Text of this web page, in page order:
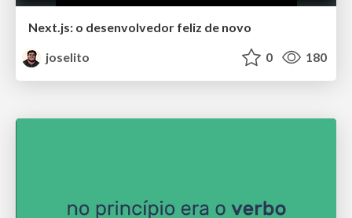
Next.js: o desenvolvedor feliz de novo
joselito
0 180